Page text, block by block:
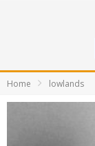
Home lowlands